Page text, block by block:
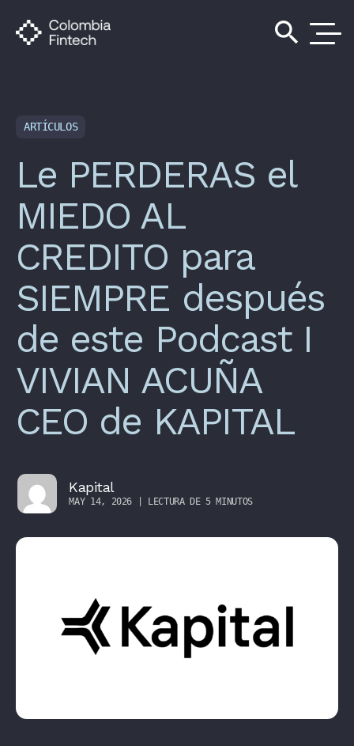
search
ARTÍCULOS
Le PERDERAS el
MIEDO AL
CREDITO para
SIEMPRE después
de este Podcast I
VIVIAN ACUÑA
CEO de KAPITAL
Kapital
MAY 14, 2026 | LECTURA DE 5 MINUTOS